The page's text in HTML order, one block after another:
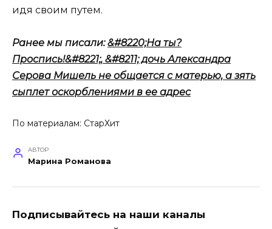
идя своим путем.
Ранее мы писали:&#8220;На ты?
Проспись!&#8221;, &#8211; дочь Александра
Серова Мишель не общается с матерью, а зять
сыплет оскорблениями в ее адрес
По материалам: СтарХит
АВТОР
Марина Романова
Подписывайтесь на наши каналы